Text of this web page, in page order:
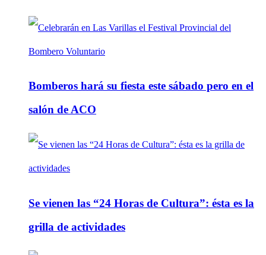
Bomberos hará su fiesta este sábado pero en el
salón de ACO
Se vienen las “24 Horas de Cultura”: ésta es la
grilla de actividades